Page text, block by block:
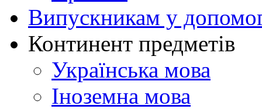
Випускникам у
Континент предметів
Українська мова
Іноземна мова